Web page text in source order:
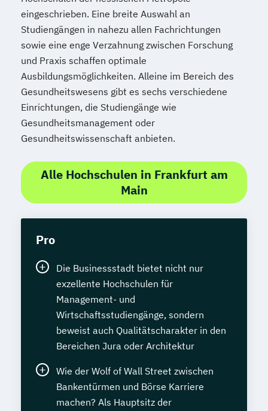
eingeschrieben. Eine breite Auswahl an
Studiengängen in nahezu allen Fachrichtungen
sowie eine enge Verzahnung zwischen Forschung
und Praxis schaffen optimale
Ausbildungsmöglichkeiten. Alleine im Bereich des
Gesundheitswesens gibt es sechs verschiedene
Einrichtungen, die Studiengänge wie
Gesundheitsmanagement oder
Gesundheitswissenschaft anbieten.
Alle Hochschulen in Frankfurt am
Main
Pro
Die Businessstadt bietet nicht nur
exzellente Hochschulen für
Management- und
Wirtschaftsstudiengänge, sondern
beweist auch Qualitätscharakter in den
Bereichen Jura oder Architektur
Wie der Wolf of Wall Street zwischen
Bankentürmen und Börse Karriere
machen? Als Hauptsitz der